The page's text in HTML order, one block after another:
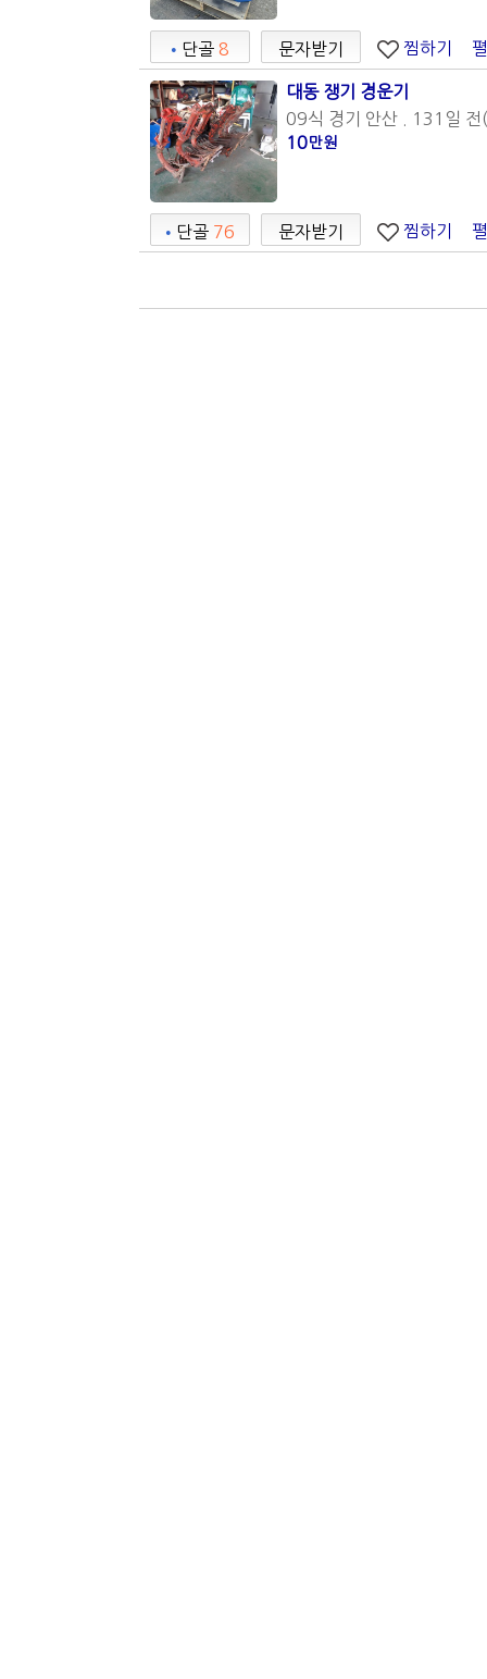
• 단골 8 문자받기 찜하기
대동 쟁기 경운기
09식 경기 안산 . 131일
10만원
• 단골 76 문자받기 찜하기